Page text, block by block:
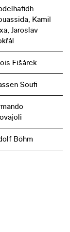
Kamil
Jaroslav
Fišárek
Soufi
Böhm